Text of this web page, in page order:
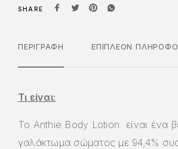
SHARE
ΠΕΡΙΓΡΑΦΉ ΕΠΙΠΛΈΟΝ
Τι είναι:
Το Anthie Body Lotion είναι ένα
γαλάκτωμα σώματος με 94,4%